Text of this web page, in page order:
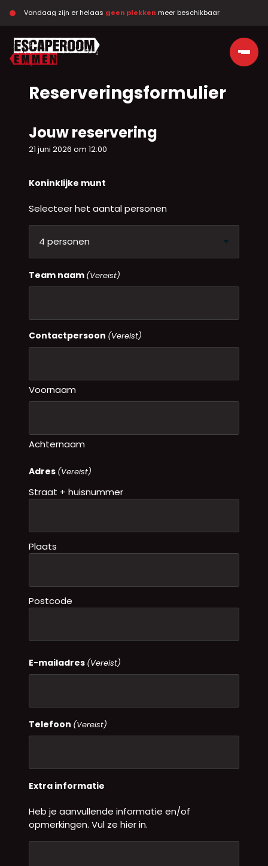
Vandaag zijn er helaas geen plekken meer beschikbaar
Reserveringsformulier
Jouw reservering
21 juni 2026 om 12:00
Koninklijke munt
Selecteer het aantal personen
Team naam (Vereist)
Contactpersoon (Vereist)
Voornaam
Achternaam
Adres (Vereist)
Straat + huisnummer
Plaats
Postcode
E-mailadres (Vereist)
Telefoon (Vereist)
Extra informatie
Heb je aanvullende informatie en/of
opmerkingen. Vul ze hier in.